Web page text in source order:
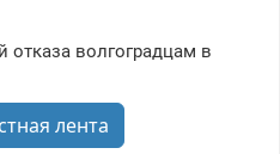
волгоградцам в
лента